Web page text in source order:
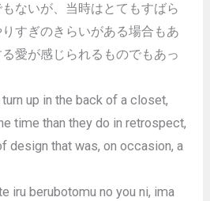
ないが、当時はとてもすばら
すぎのきらいがある場合もあ
愛が感じられるものでもあっ
up in the back of a closet,
time than they do in retrospect,
design that was, on occasion, a
iru berubotomu no you ni, ima